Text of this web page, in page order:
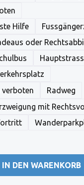
Hilfe
oder
verboten
Radweg
mit
IN DEN WARENKORB